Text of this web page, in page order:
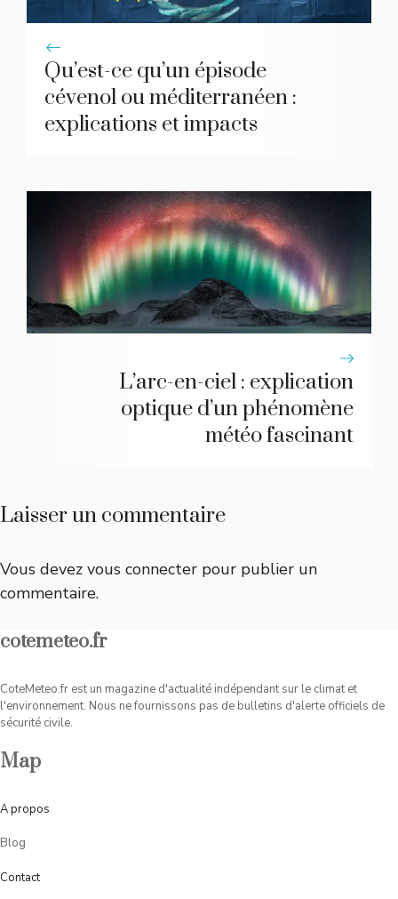
Qu’est-ce qu’un épisode
cévenol ou méditerranéen :
explications et impacts
L’arc-en-ciel : explication
optique d’un phénomène
météo fascinant
Laisser un commentaire
Vous devez vous connecter pour publier un
commentaire.
cotemeteo.fr
CoteMeteo.fr est un magazine d'actualité indépendant sur le climat et
l'environnement. Nous ne fournissons pas de bulletins d'alerte officiels de
sécurité civile.
Map
Apropos
Blog
Contact